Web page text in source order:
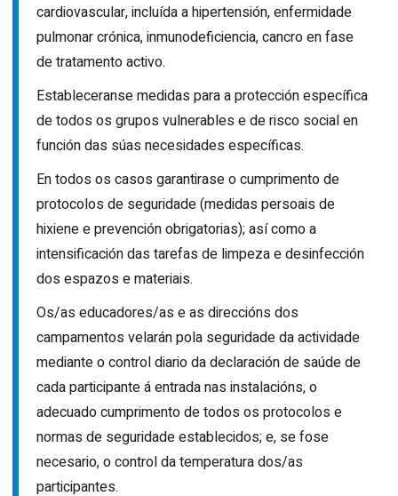
cardiovascular, incluída a hipertensión, enfermidade
pulmonar crónica, inmunodeficiencia, cancro en fase
de tratamento activo.
Estableceranse medidas para a protección específica
de todos os grupos vulnerables e de risco social en
función das súas necesidades específicas.
En todos os casos garantirase o cumprimento de
protocolos de seguridade (medidas persoais de
hixiene e prevención obrigatorias); así como a
intensificación das tarefas de limpeza e desinfección
dos espazos e materiais.
Os/as educadores/as e as direccións dos
campamentos velarán pola seguridade da actividade
mediante o control diario da declaración de saúde de
cada participante á entrada nas instalacións, o
adecuado cumprimento de todos os protocolos e
normas de seguridade establecidos; e, se fose
necesario, o control da temperatura dos/as
participantes.